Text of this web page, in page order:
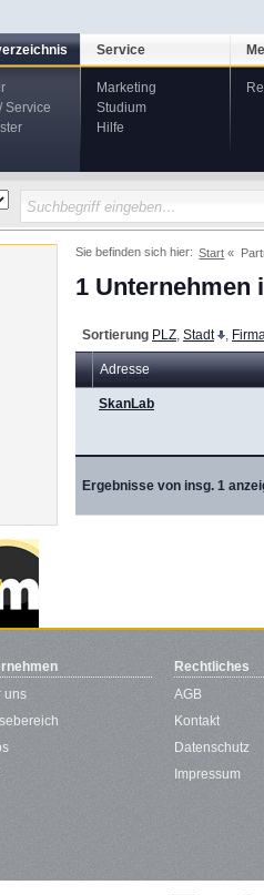
Service
Service
Marketing
Studium
Hilfe
Sie befinden sich hier: Start
1 Unternehmen
Sortierung PLZ Stadt
Adresse
Ergebnisse von insg. 1
SkanLab
uns
Rechtliches
AGB
Kontakt
Datenschutz
Impressum